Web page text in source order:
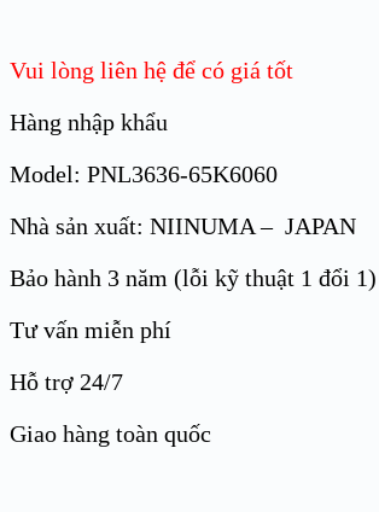
Vui lòng liên hệ để có giá tốt
Hàng nhập khẩu
Model: PNL3636-65K6060
Nhà sản xuất: NIINUMA – JAPAN
Bảo hành 3 năm (lỗi kỹ thuật 1 đổi 1)
Tư vấn miễn phí
Hỗ trợ 24/7
Giao hàng toàn quốc